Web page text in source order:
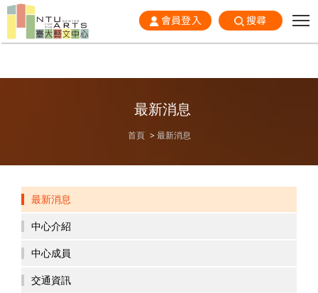
會員登入 搜尋
最新消息
首頁 最新消息
最新消息
中心介紹
中心成員
交通資訊